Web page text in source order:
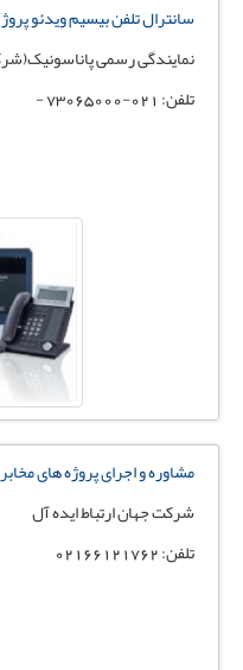
سانترال تلفن بیسیم ویدئو
نمایندگی رسمی
تلفن: 021-73065000 -
مشاوره و اجرای پروژه های مخابر
شرکت جهان ارتباط ایده آل
تلفن: 02166121762